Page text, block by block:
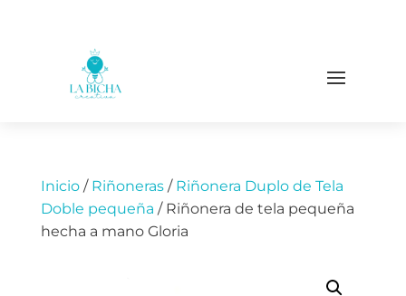
Inicio/ Riñoneras/ Riñonera Duplo de Tela
Doble pequeña / Riñonera de tela pequeña
hecha a mano Gloria